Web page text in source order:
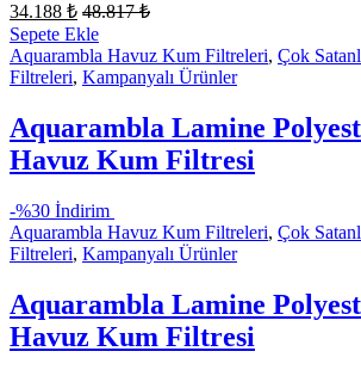
34.188 ₺ 48.817₺
Sepete Ekle
Aquarambla Havuz Kum Filtreleri, Çok
Filtreleri, Kampanyalı Ürünler
Aquarambla Lamine
Havuz Kum Filtresi
-%30 İndirim
Aquarambla Havuz Kum Filtreleri, Çok
Filtreleri, Kampanyalı Ürünler
Aquarambla Lamine
Havuz Kum Filtresi